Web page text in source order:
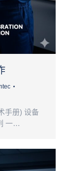
手册) 设备
一…